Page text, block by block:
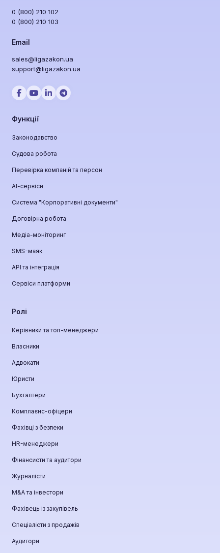
0 (800) 210 102
0 (800) 210 103
Email
sales@ligazakon.ua
support@ligazakon.ua
Функції
Законодавство
Судова робота
Перевірка компаній та персон
АІ-сервіси
Система "Корпоративні документи"
Договірна робота
Медіа-моніторинг
SMS-маяк
API та інтеграція
Сервіси платформи
Ролі
Керівники та топ-менеджери
Власники
Адвокати
Юристи
Бухгалтери
Комплаєнс-офіцери
Фахівці з безпеки
HR-менеджери
Фінансисти та аудитори
Журналісти
М&A та інвестори
Фахівець із закупівель
Спеціалісти з продажів
Аудитори